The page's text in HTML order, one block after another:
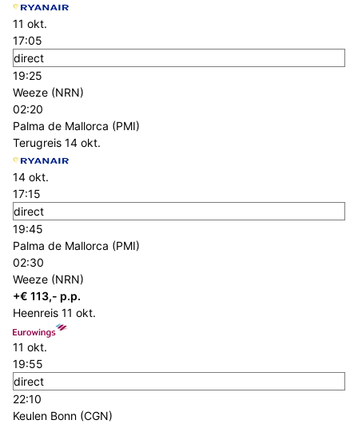
11 okt.
17:05
direct
19:25
Weeze (NRN)
02:20
Palma de Mallorca (PMI)
Terugreis 14 okt.
14 okt.
17:15
direct
19:45
Palma de Mallorca (PMI)
02:30
Weeze (NRN)
+€ 113,- p.p.
Heenreis 11 okt.
11 okt.
19:55
direct
22:10
Keulen Bonn (CGN)